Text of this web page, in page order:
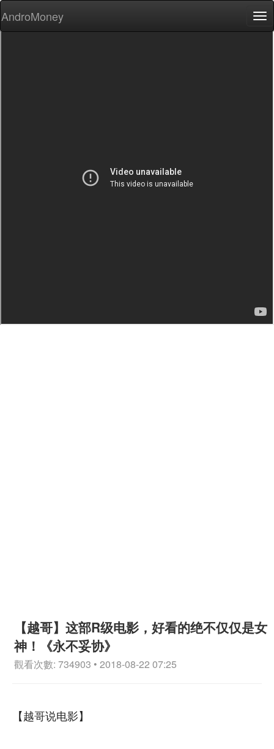
AndroMoney
【越哥】这部R级电影，好看的绝不仅仅是女
神！《永不妥协》
觀看次數: 734903 • 2018-08-22 07:25
【越哥说电影】